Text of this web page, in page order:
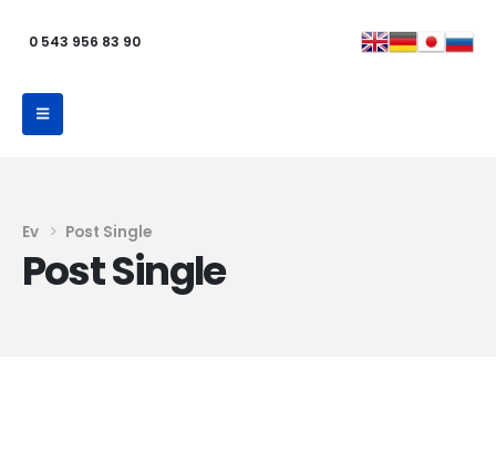
0 543 956 83 90
Ev Post Single
Post Single